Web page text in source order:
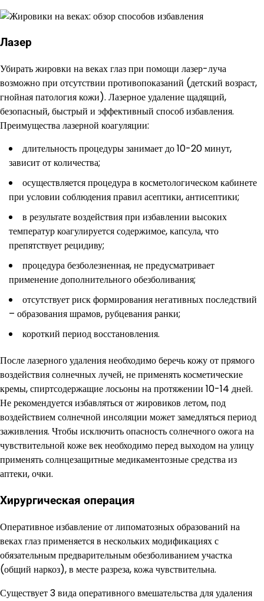
Лазер
Убирать жировки на веках глаз при помощи лазер-луча
возможно при отсутствии противопоказаний (детский возраст,
гнойная патология кожи). Лазерное удаление щадящий,
безопасный, быстрый и эффективный способ избавления.
Преимущества лазерной коагуляции:
длительность процедуры занимает до 10-20 минут,
зависит от количества;
осуществляется процедура в косметологическом кабинете
при условии соблюдения правил асептики, антисептики;
в результате воздействия при избавлении высоких
температур коагулируется содержимое, капсула, что
препятствует рецидиву;
процедура безболезненная, не предусматривает
применение дополнительного обезболивания;
отсутствует риск формирования негативных последствий
– образования шрамов, рубцевания ранки;
короткий период восстановления.
После лазерного удаления необходимо беречь кожу от прямого
воздействия солнечных лучей, не применять косметические
кремы, спиртсодержащие лосьоны на протяжении 10-14 дней.
Не рекомендуется избавляться от жировиков летом, под
воздействием солнечной инсоляции может замедляться период
заживления. Чтобы исключить опасность солнечного ожога на
чувствительной коже век необходимо перед выходом на улицу
применять солнцезащитные медикаментозные средства из
аптеки, очки.
Хирургическая операция
Оперативное избавление от липоматозных образований на
веках глаз применяется в нескольких модификациях с
обязательным предварительным обезболиванием участка
(общий наркоз), в месте разреза, кожа чувствительна.
Существует 3 вида оперативного вмешательства для удаления